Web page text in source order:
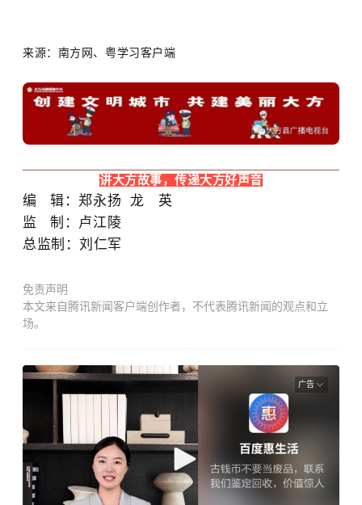
来源： 南方网、粤学习客户端
讲大方故事，传递大方好声音
编 辑：郑永扬 龙 英
监 制：卢江陵
总监制：刘仁军
免责声明
本文来自腾讯新闻客户端创作者，不代表腾讯新闻的观点和立
场。
广告